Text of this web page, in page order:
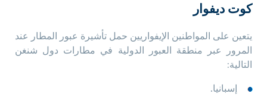
كوت ديفوار
يتعين على المواطنين الإيفواريين حمل تأشيرة عبور المطار عند
المرور عبر منطقة العبور الدولية في مطارات دول شنغن
التالية:
إسبانيا.